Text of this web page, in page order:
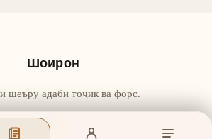
Шоирон
шеъру адаби тоҷик ва форс.